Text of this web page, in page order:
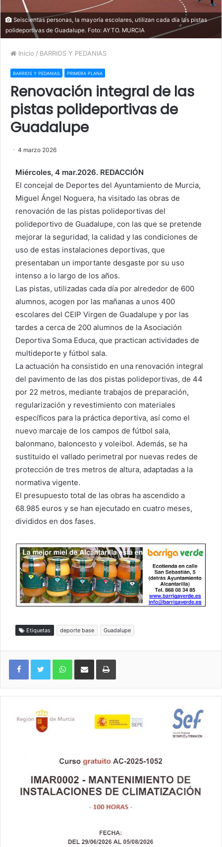
Seiscientas personas, la mayoría escolares, utilizan cada día las pistas
polideportivas de Guadalupe. Foto: AYTO. MURCIA
Inicio / BARRIOS Y PEDANIAS
BARRIOS Y PEDANIAS PRIMERA PLANA
Renovación integral de las
pistas polideportivas de
Guadalupe
4 marzo 2026
Miércoles, 4 mar.2026. REDACCIÓN
El concejal de Deportes del Ayuntamiento de Murcia,
Miguel Ángel Noguera, ha visitado las obras de
renovación de las pistas polideportivas del
polideportivo de Guadalupe, con las que se pretende
mejorar la seguridad, la calidad y las condiciones de
uso de estas instalaciones deportivas, que
presentaban un importante desgaste por su uso
intenso a lo largo de los años.
Las pistas, utilizadas cada día por alrededor de 600
alumnos, acogen por las mañanas a unos 400
escolares del CEIP Virgen de Guadalupe y por las
tardes a cerca de 200 alumnos de la Asociación
Deportiva Soma Educa, que practican actividades de
multideporte y fútbol sala.
La actuación ha consistido en una renovación integral
del pavimento de las dos pistas polideportivas, de 44
por 22 metros, mediante trabajos de preparación,
regularización y revestimiento con materiales
específicos para la práctica deportiva, así como el
nuevo marcaje de los campos de fútbol sala,
balonmano, baloncesto y voleibol. Además, se ha
sustituido el vallado perimetral por nuevas redes de
protección de tres metros de altura, adaptadas a la
normativa vigente.
El presupuesto total de las obras ha ascendido a
68.985 euros y se han ejecutado en cuatro meses,
divididos en dos fases.
Etiquetas deporte base Guadalupe
WhatsAppCompartir por correo electrónicoImprimir